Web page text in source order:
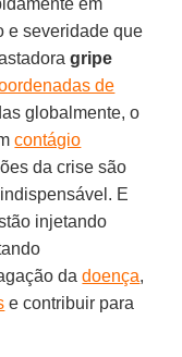
e severidade que
gripe
de
globalmente, o
contágio
da crise são
E
injetando
dadoença,
e contribuir para